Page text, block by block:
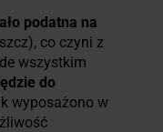
podatna na
co czyni z
wszystkim
do
wyposażono w